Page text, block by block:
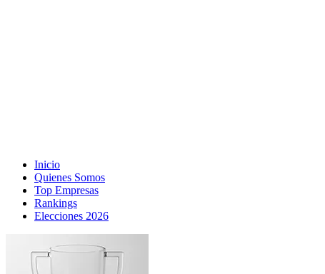
Inicio
Quienes Somos
Top Empresas
Rankings
Elecciones 2026